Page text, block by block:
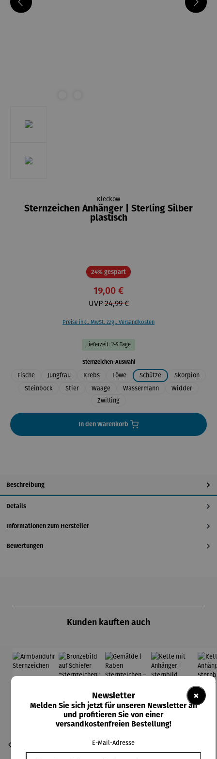
Kleckow
Sternzeichen Anhänger | Sterling Silber
plastisch
24% gespartRabatt
19,00 €
UVP24,99 €
Preise inkl. MwSt. zzgl. Versandkosten
Lieferzeit: 2-5 Tage
Sternzeichen-Auswahlauswählen
Fische Jungfrau Krebs Löwe Schütze
Skorpion
Steinbock
Stier Waage Wassermann
Widder
Zwilling
In den Warenkorb
Beschreibung
Details
Informationen zum Hersteller
Bewertungen
Kunden kauften auch
×
Newsletter
Melden Sie sich jetzt für unseren Newsletter an
und profitieren Sie von einer
versandkostenfreien Bestellung!
E-Mail-Adresse